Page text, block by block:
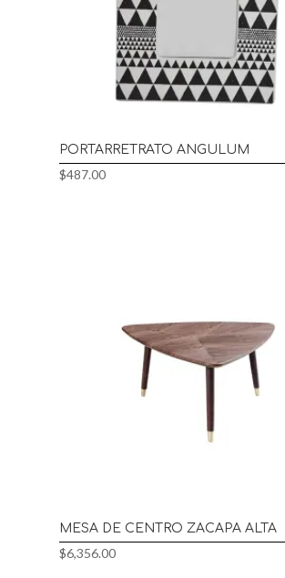
PORTARRETRATO ANGULUM
$487.00
MESA DE CENTRO ZACAPA ALTA
$6,356.00